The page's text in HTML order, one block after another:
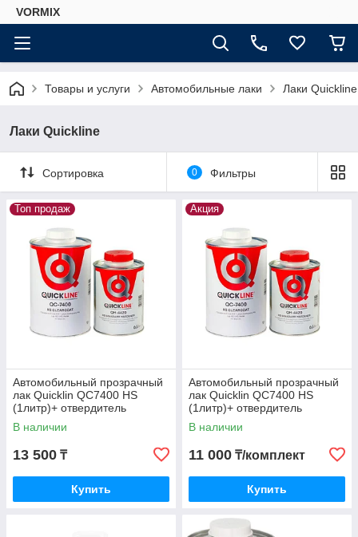
VORMIX
Товары и услуги Автомобильные лаки Лаки Quickline
Лаки Quickline
Сортировка 0 Фильтры
Топ продаж
Автомобильный прозрачный
лак Quicklin QC7400 HS
(1литр)+ отвердитель
QH4420 (стандартный) PPG
Италия
В наличии
13 500 ₸
Купить
Акция
Автомобильный прозрачный
лак Quicklin QC7400 HS
(1литр)+ отвердитель
QH4410 (быстрый) PPG
Италия
В наличии
11 000 ₸/комплект
Купить